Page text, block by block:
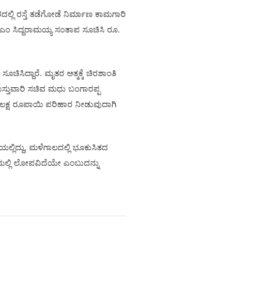
ರಸ್ತೆ ತಡೆಗೋಡೆ ನಿರ್ಮಾಣ ಕಾಮಗಾರಿ
ಸಿದ್ದರಾಮಯ್ಯ ಸಂತಾಪ ಸೂಚಿಸಿ ರೂ.
ಮೃತರ ಆತ್ಮಕ್ಕೆ ಚಿರಶಾಂತಿ
ಸಚಿವ ಮಧು ಬಂಗಾರಪ್ಪ
ರೂಪಾಯಿ ಪರಿಹಾರ ನೀಡುವುದಾಗಿ
ಮಳೆಗಾಲದಲ್ಲಿ ಭೂಕುಸಿತದ
ಲೋಪವಿದೆಯೇ ಎಂಬುದನ್ನು